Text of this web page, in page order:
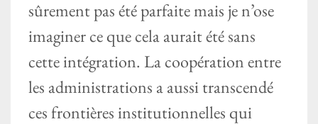
sûrement pas été parfaite mais je n’ose
imaginer ce que cela aurait été sans
cette intégration. La coopération entre
les administrations a aussi transcendé
ces frontières institutionnelles qui